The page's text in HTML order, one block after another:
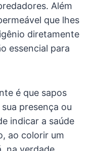
Além
que lhes
diretamente
essencial para
é que sapos
presença ou
indicar a saúde
ao colorir um